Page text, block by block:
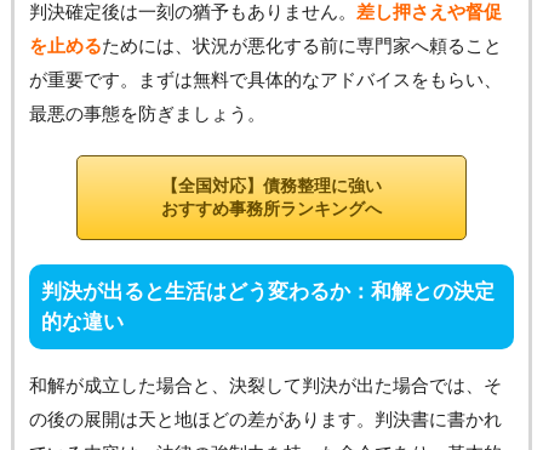
判決確定後は一刻の猶予もありません。 差し押さえや督促
を止めるためには、状況が悪化する前に専門家へ頼ること
が重要です。まずは無料で具体的なアドバイスをもらい、
最悪の事態を防ぎましょう。
【全国対応】債務整理に強い
おすすめ事務所ランキングへ
判決が出ると生活はどう変わるか：和解との決定
的な違い
和解が成立した場合と、決裂して判決が出た場合では、そ
の後の展開は天と地ほどの差があります。判決書に書かれ